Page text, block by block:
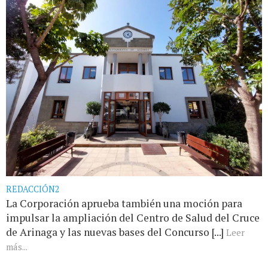
REDACCIÓN2
La Corporación aprueba también una moción para
impulsar la ampliación del Centro de Salud del Cruce
de Arinaga y las nuevas bases del Concurso [...] Leer
más...